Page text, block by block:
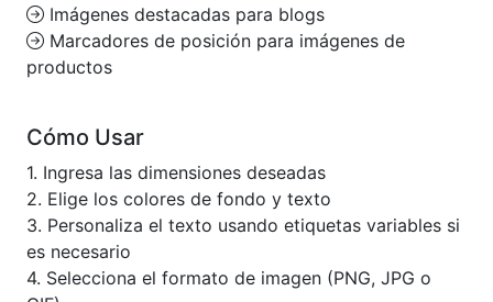
Imágenes destacadas para blogs
Marcadores de posición para imágenes de
productos
Cómo Usar
1. Ingresa las dimensiones deseadas
2. Elige los colores de fondo y texto
3. Personaliza el texto usando etiquetas variables si
es necesario
4. Selecciona el formato de imagen (PNG, JPG o